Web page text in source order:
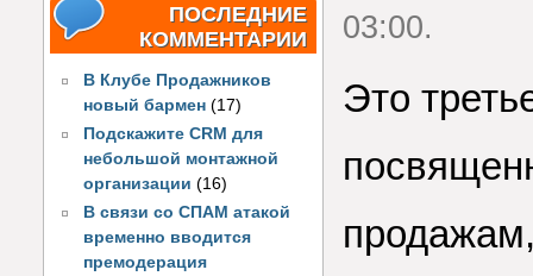
ПОСЛЕДНИЕ
КОММЕНТАРИИ
В Клубе Продажников
новый бармен (17)
Подскажите CRM для
небольшой монтажной
организации (16)
В связи со СПАМ атакой
временно вводится
премодерация
03:00.
Это